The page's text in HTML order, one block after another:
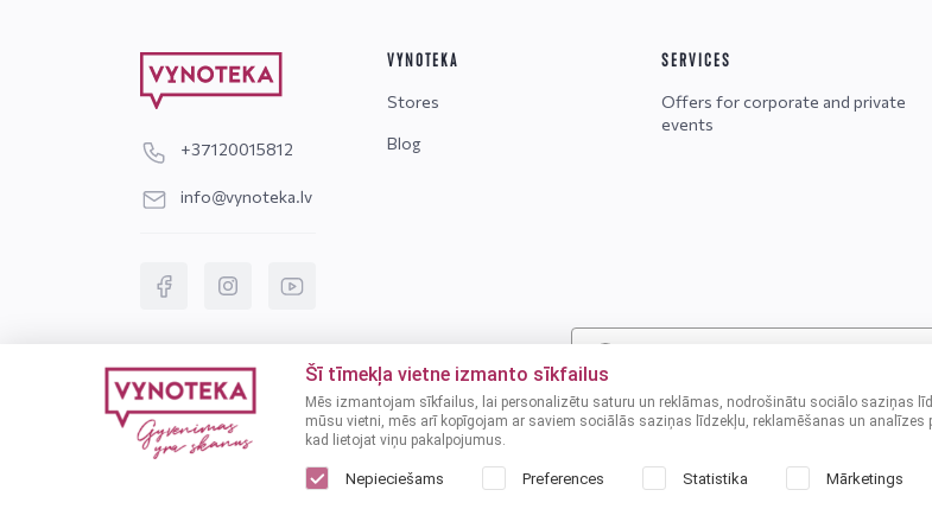
Šī tīmekļa vietne izmanto sīkfailus
Mēs izmantojam sīkfailus, lai personalizētu saturu un reklāmas, nodrošinātu sociālo saziņas
mūsu vietni, mēs arī kopīgojam ar saviem sociālās saziņas līdzekļu, reklamēšanas un
kad lietojat viņu pakalpojumus.
Nepieciešams Preferences Statistika Mārketings
+37120015812
info@vynoteka.lv
VYNOTEKA
Stores
Blog
SERVICES
Offers for corporate and private
events
© 2024 VYNOTEKA - All rights reserved